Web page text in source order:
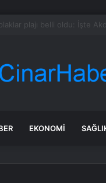
ettirmeyen ikinci el araçlar
EKONOMI